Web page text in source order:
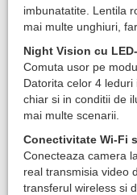
imbunatatite. Lentila
mai multe unghiuri,
Night Vision cu
Comuta usor pe
Datorita celor 4
chiar si in conditii de
mai multe scenarii.
Conectivitate Wi-Fi
Conecteaza camera
real transmisia video
transferul wireless si